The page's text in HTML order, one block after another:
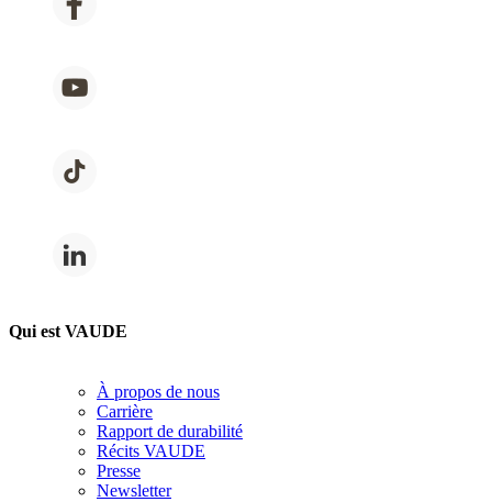
Qui est VAUDE
À propos de nous
Carrière
Rapport de durabilité
Récits VAUDE
Presse
Newsletter